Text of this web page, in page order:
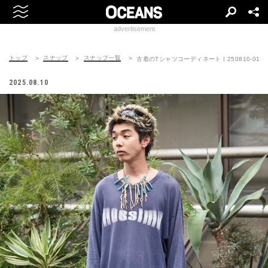
advertisement
トップ スナップ スナップ一覧 古着のTシャツコーディネート | 250810-
2025.08.10